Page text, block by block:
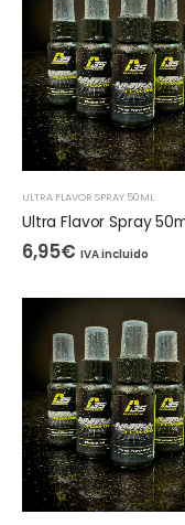
ULTRA FLAVOR SPRAY 50ML
6,95€ IVA incluido